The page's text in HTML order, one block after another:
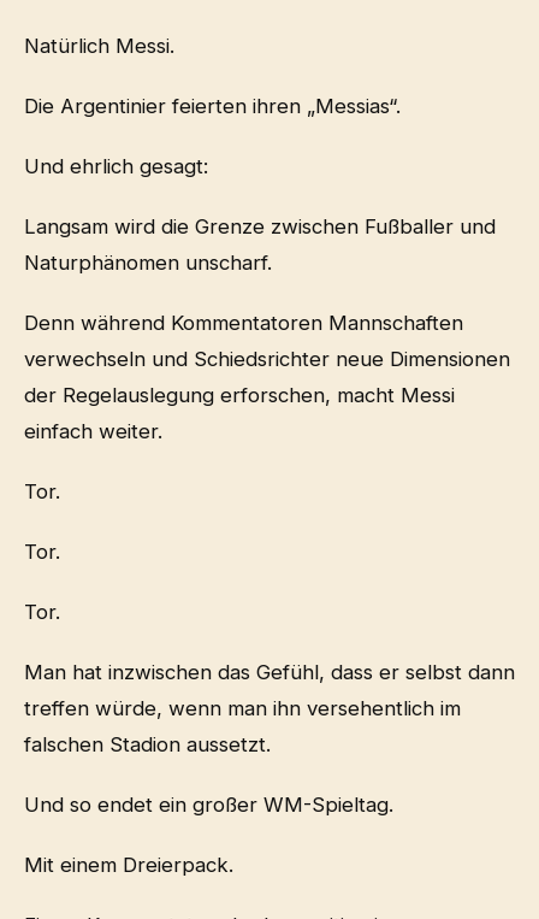
Natürlich Messi.
Die Argentinier feierten ihren „Messias“.
Und ehrlich gesagt:
Langsam wird die Grenze zwischen Fußballer und
Naturphänomen unscharf.
Denn während Kommentatoren Mannschaften
verwechseln und Schiedsrichter neue Dimensionen
der Regelauslegung erforschen, macht Messi
einfach weiter.
Tor.
Tor.
Tor.
Man hat inzwischen das Gefühl, dass er selbst dann
treffen würde, wenn man ihn versehentlich im
falschen Stadion aussetzt.
Und so endet ein großer WM-Spieltag.
Mit einem Dreierpack.